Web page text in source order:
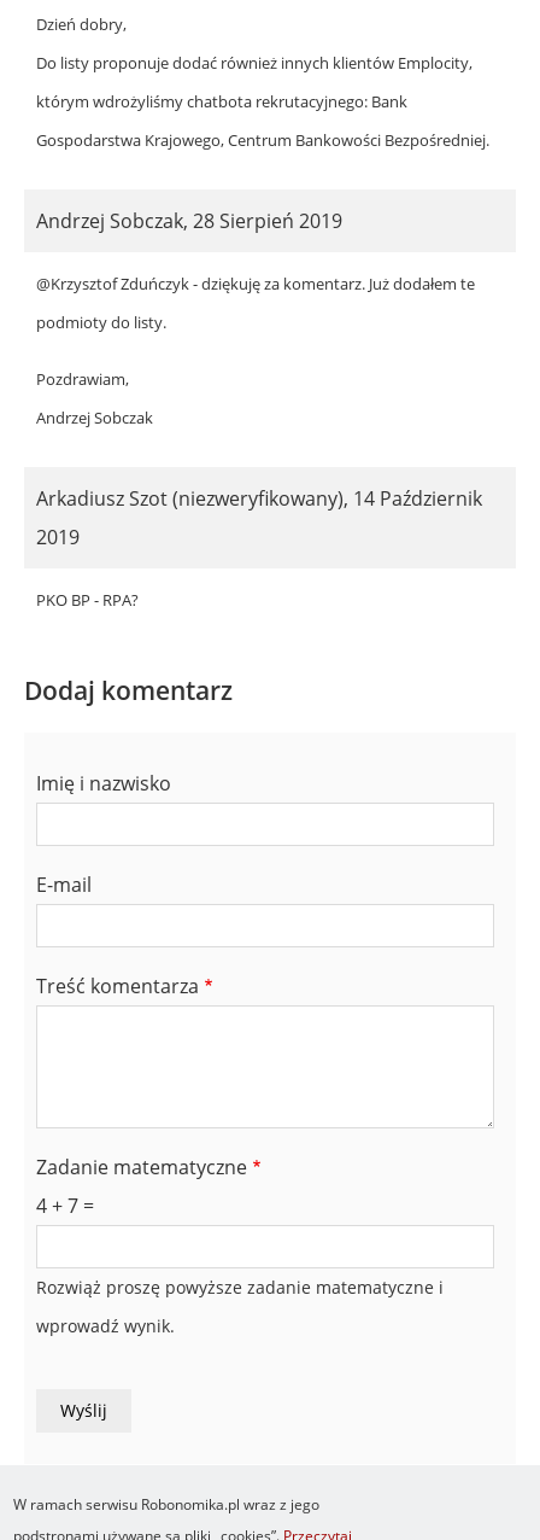
Dzień dobry,
Do listy proponuje dodać również innych klientów Emplocity,
którym wdrożyliśmy chatbota rekrutacyjnego: Bank
Gospodarstwa Krajowego, Centrum Bankowości Bezpośredniej.
Andrzej Sobczak, 28 Sierpień 2019
@Krzysztof Zduńczyk - dziękuję za komentarz. Już dodałem te
podmioty do listy.
Pozdrawiam,
Andrzej Sobczak
Arkadiusz Szot (niezweryfikowany), 14 Październik
2019
PKO BP - RPA?
Dodaj komentarz
Imię i nazwisko
E-mail
Treść komentarza
Zadanie matematyczne
4 + 7 =
Rozwiąż proszę powyższe zadanie matematyczne i
wprowadź wynik.
W ramach serwisu Robonomika.pl wraz z jego
podstronami używane są pliki „cookies”. Przeczytaj